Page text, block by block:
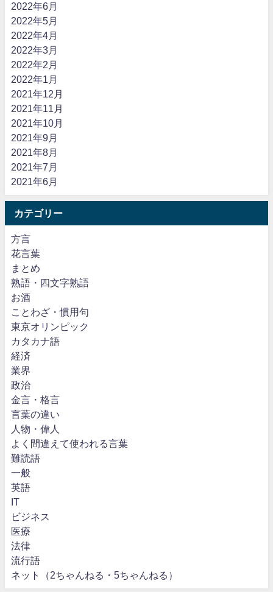
2022年6月
2022年5月
2022年4月
2022年3月
2022年2月
2022年1月
2021年12月
2021年11月
2021年10月
2021年9月
2021年8月
2021年7月
2021年6月
カテゴリー
方言
花言葉
まとめ
熟語・四文字熟語
お酒
ことわざ・慣用句
東京オリンピック
カタカナ語
経済
業界
政治
金言・格言
言葉の違い
人物・偉人
よく間違えて使われる言葉
難読語
一般
英語
IT
ビジネス
医療
法律
流行語
ネット（2ちゃんねる・5ちゃんねる）